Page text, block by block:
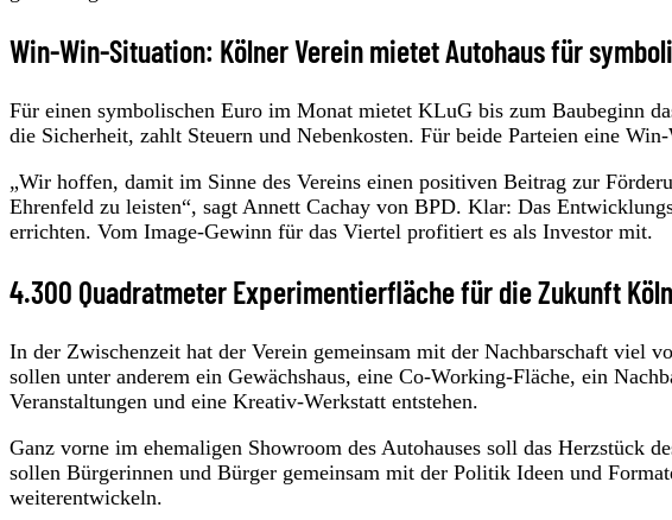
Win-Win-Situation: Kölner Verein mietet Autohaus für
Für einen symbolischen Euro im Monat mietet KLuG bis zum Baubeginn
die Sicherheit, zahlt Steuern und Nebenkosten. Für beide Parteien eine
„Wir hoffen, damit im Sinne des Vereins einen positiven Beitrag zur
Ehrenfeld zu leisten“, sagt Annett Cachay von BPD. Klar: Das
errichten. Vom Image-Gewinn für das Viertel profitiert es als Investor mit.
4.300 Quadratmeter Experimentierfläche für die Zukunft
In der Zwischenzeit hat der Verein gemeinsam mit der Nachbarschaft viel
sollen unter anderem ein Gewächshaus, eine Co-Working-Fläche, ein
Veranstaltungen und eine Kreativ-Werkstatt entstehen.
Ganz vorne im ehemaligen Showroom des Autohauses soll das Herzstück
sollen Bürgerinnen und Bürger gemeinsam mit der Politik Ideen und
weiterentwickeln.